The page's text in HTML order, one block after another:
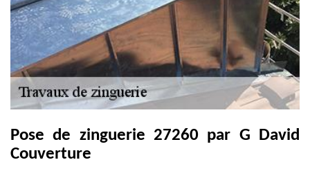
Pose de zinguerie 27260 par G David
Couverture